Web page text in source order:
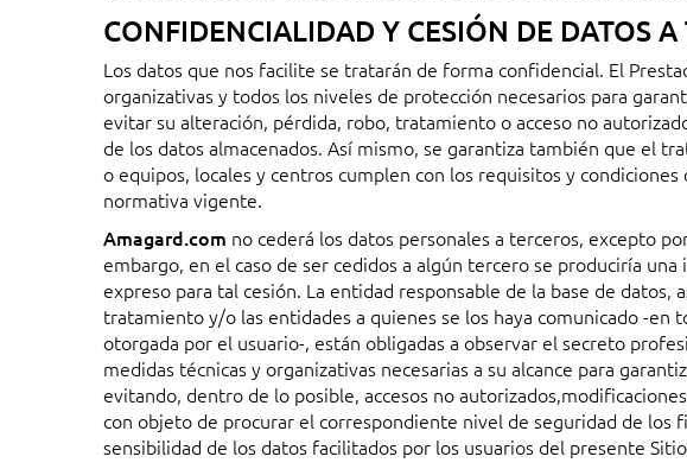
CONFIDENCIALIDAD Y CESIÓN DE DATOS A
Los datos que nos facilite se tratarán de forma confidencial. El
organizativas y todos los niveles de protección necesarios para
evitar su alteración, pérdida, robo, tratamiento o acceso no
de los datos almacenados. Así mismo, se garantiza también que el
o equipos, locales y centros cumplen con los requisitos y
normativa vigente.
Amagard.com no cederá los datos personales a terceros, excepto
embargo, en el caso de ser cedidos a algún tercero se produciría
expreso para tal cesión. La entidad responsable de la base de
tratamiento y/o las entidades a quienes se los haya comunicado -en
otorgada por el usuario-, están obligadas a observar el secreto
medidas técnicas y organizativas necesarias a su alcance para
evitando, dentro de lo posible, accesos no
con objeto de procurar el correspondiente nivel de seguridad de los
sensibilidad de los datos facilitados por los usuarios del presente